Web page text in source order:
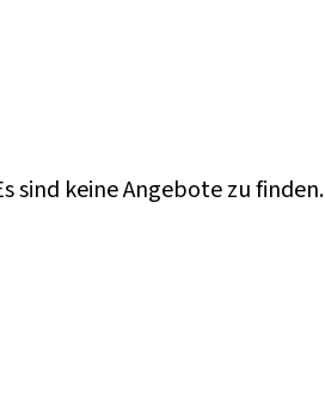
sind keine Angebote zu finden.